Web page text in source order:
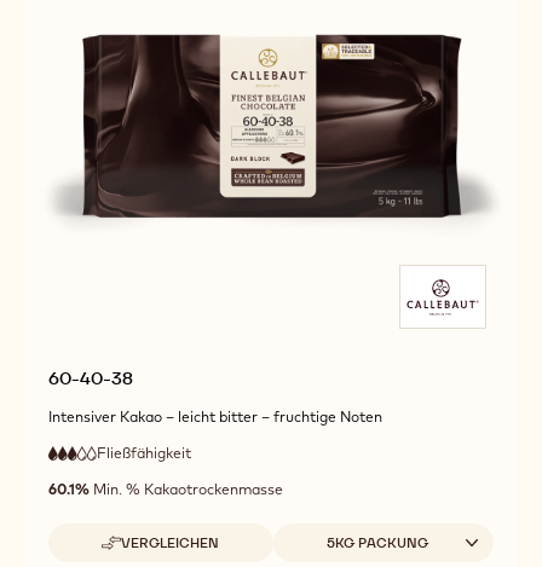
60-40-38
Intensiver Kakao – leicht bitter – fruchtige Noten
3
out
Fließfähigkeit
Fließfähigkeit
60.1% Min. % Kakaotrockenmasse
VERGLEICHEN
-
Verfügbare Verpackungsgrößen
5KG PACKUNG